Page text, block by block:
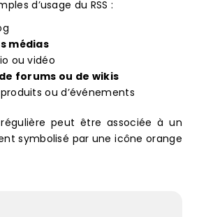
d’usage du RSS :
médias
ou vidéo
forums ou de wikis
ou d’événements
peut être associée à un
symbolisé par une icône orange